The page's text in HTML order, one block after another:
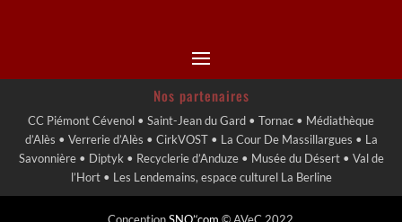
Nos partenaires
CC Piémont Cévenol • Saint-Jean du Gard • Tornac • Médiathèque
d’Alès • Verrerie d’Alès • CirkVOST • La Cour De Massillargues • La
Savonnière • Diptyk • Recyclerie d’Anduze • Musée du Désert • Val de
l’Hort • Les Lendemains, espace culturel La Berline